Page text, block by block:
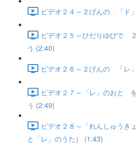
ビデオ２４～２げんの 「ド
ビデオ２５～ひだりゆびで
う (2:40)
ビデオ２６～２げんの 「レ
ビデオ２７～「レ」のおと
う (2:49)
ビデオ２８～「れんしゅうき
と「レ」のうた） (1:43)